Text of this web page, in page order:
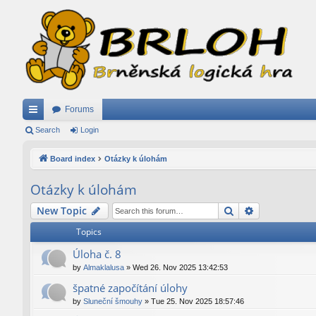
ui
ks
Forums
Search Login
Board index Otázky k úlohám
Otázky k úlohám
New Topic Search
Topics
Úloha č. 8
by Almaklalusa » Wed 26. Nov 2025 13:42:53
špatné započítání úlohy
by Sluneční šmouhy » Tue 25. Nov 2025 18:57:46